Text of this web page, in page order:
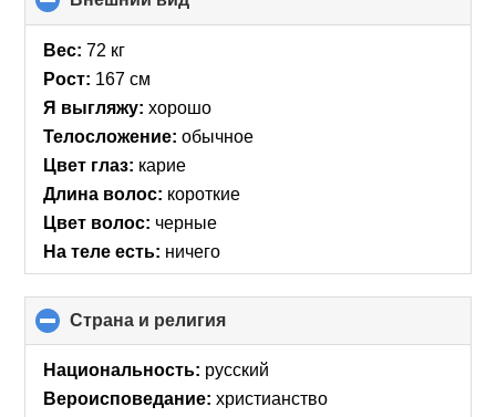
to
Вес: 72 кг
Рост: 167 см
Я выгляжу: хорошо
Телосложение: обычное
Цвет глаз: карие
Длина волос: короткие
Цвет волос: черные
На теле есть: ничего
Страна и религия
to
collapse
Национальность: русский
Вероисповедание: христианство